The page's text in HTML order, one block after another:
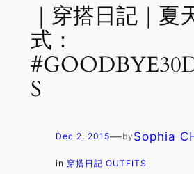
｜穿搭日記｜夏
式：
S
Dec 2, 2015—by Sophia
in 穿搭日記 OUTFITS